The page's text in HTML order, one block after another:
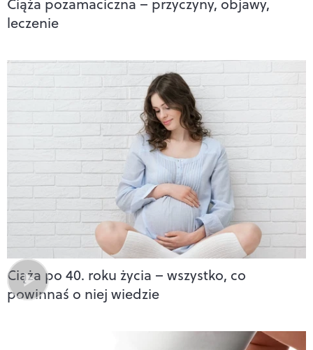
leczenie
Ciąża po 40. roku życia – wszystko, co
powinnaś o niej wiedzie